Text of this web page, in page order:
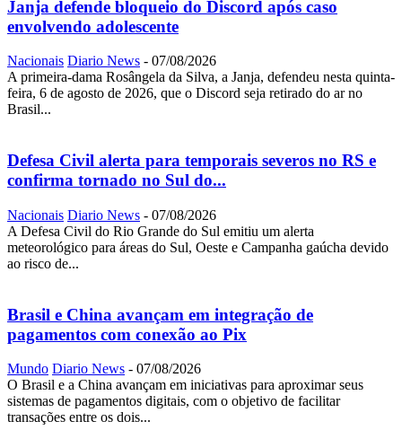
Janja defende bloqueio do Discord após caso
envolvendo adolescente
Nacionais Diario News - 07/08/2026
A primeira-dama Rosângela da Silva, a Janja, defendeu nesta quinta-
feira, 6 de agosto de 2026, que o Discord seja retirado do ar no
Brasil...
Defesa Civil alerta para temporais severos no RS e
confirma tornado no Sul do...
Nacionais Diario News - 07/08/2026
A Defesa Civil do Rio Grande do Sul emitiu um alerta
meteorológico para áreas do Sul, Oeste e Campanha gaúcha devido
ao risco de...
Brasil e China avançam em integração de
pagamentos com conexão ao Pix
Mundo Diario News - 07/08/2026
O Brasil e a China avançam em iniciativas para aproximar seus
sistemas de pagamentos digitais, com o objetivo de facilitar
transações entre os dois...